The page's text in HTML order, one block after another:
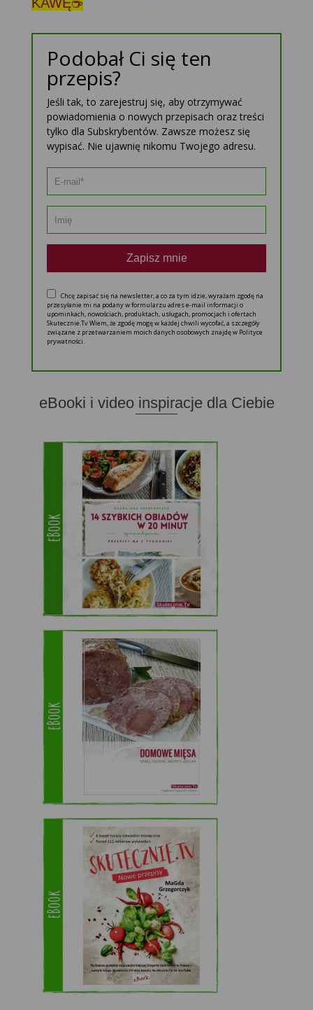
Podobał Ci się ten
przepis?
Jeśli tak, to zarejestruj się, aby otrzymywać
powiadomienia o nowych przepisach oraz treści
tylko dla Subskrybentów. Zawsze możesz się
wypisać. Nie ujawnię nikomu Twojego adresu.
Zapisz mnie
Chcę zapisać się na newsletter, a co za tym idzie, wyrażam zgodę na
przesyłanie mi na podany w formularzu adres e-mail informacji o
upominkach, nowościach, produktach, usługach, promocjach i ofertach
Skutecznie.Tv Wiem, że zgodę mogę w każdej chwili wycofać, a szczegóły
związane z przetwarzaniem moich danych osobowych znajdę w Polityce
prywatności.
eBooki i video inspiracje dla Ciebie